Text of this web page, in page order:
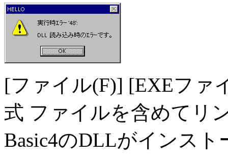
[ファイル(F)] [EXEファ
式 ファイルを含めてリ
Basic4のDLLがインス